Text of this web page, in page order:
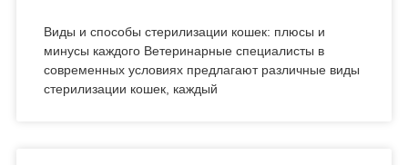
Виды и способы стерилизации кошек: плюсы и
минусы каждого Ветеринарные специалисты в
современных условиях предлагают различные виды
стерилизации кошек, каждый